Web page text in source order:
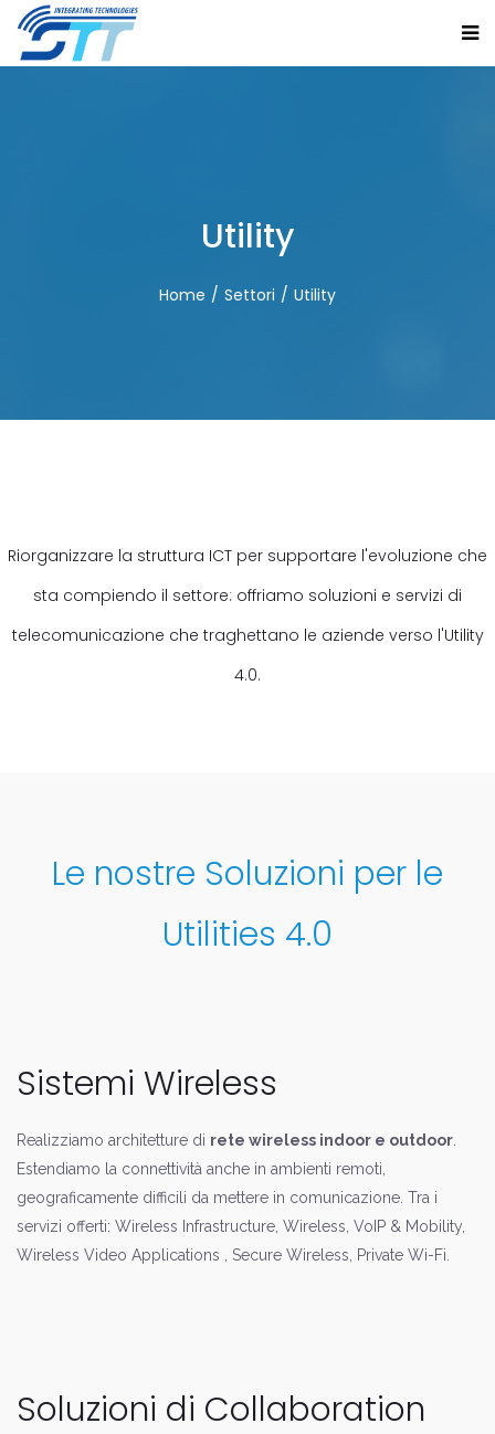
Utility
Home Settori Utility
Riorganizzare la struttura ICT per supportare l'evoluzione che
sta compiendo il settore: offriamo soluzioni e servizi di
telecomunicazione che traghettano le aziende verso l'Utility
4.0.
Le nostre Soluzioni per le
Utilities 4.0
Sistemi Wireless
Realizziamo architetture di rete wireless indoor e outdoor
Estendiamo la connettività anche in ambienti remoti,
geograficamente difficili da mettere in comunicazione. Tra i
servizi offerti: Wireless Infrastructure, Wireless, VoIP & Mobility,
Wireless Video Applications , Secure Wireless, Private Wi-Fi.
Soluzioni di Collaboration